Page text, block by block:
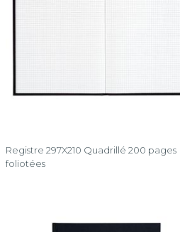
Registre 297X210 Quadrillé 200 pages
foliotées